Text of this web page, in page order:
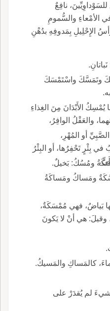
نافِعٌ
الأمْعاءِ والسُّمومِ
الإِحْلِيلِ بِمَدوفِهِ بدُهْنِ
وتَمَسَّكَ واسْتَمْسَكَ
الأَبْدَانَ مِنَ الغِذاءِ
والعَقْلُ الوافِرُ،
أو المُهْرِ،
بِئْرٍ تَحْفِرُها، أو البِئْرُ
طَيٍّ. ومُسُكُ: بَخيلٌ.
ومَساكُ ومَساكَةُ
بَياضٌ، فهي مُمْسَكَةٌ،
وقيلَ: هي أنْ لا يَكونَ
كالمَساكِ والمَسيكُ.
لم يُقدَرْ على